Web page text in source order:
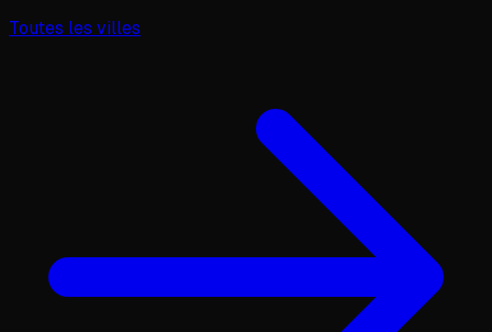
Toutes les villes